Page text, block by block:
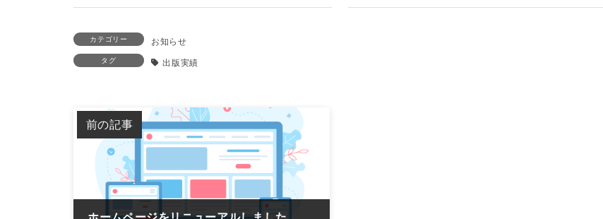
カテゴリー お知らせ
タグ 出版実績
前の記事